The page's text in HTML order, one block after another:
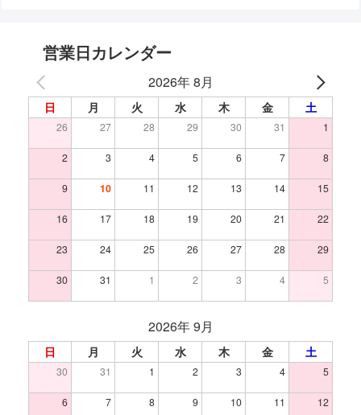
営業日カレンダー
2026年 8月
日 月 火 水 木 金 土
26 27 28 29 30 31 1
2 3 4 5 6 7 8
9 10 11 12 13 14 15
16 17 18 19 20 21 22
23 24 25 26 27 28 29
30 31 1 2 3 4 5
2026年 9月
日 月 火 水 木 金 土
30 31 1 2 3 4 5
6 7 8 9 10 11 12